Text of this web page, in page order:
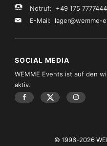
Notruf: +49 175 7777444
E-Mail: lager@wemme-
SOCIAL MEDIA
WEMME Events ist auf den
aktiv.
© 1996-2026